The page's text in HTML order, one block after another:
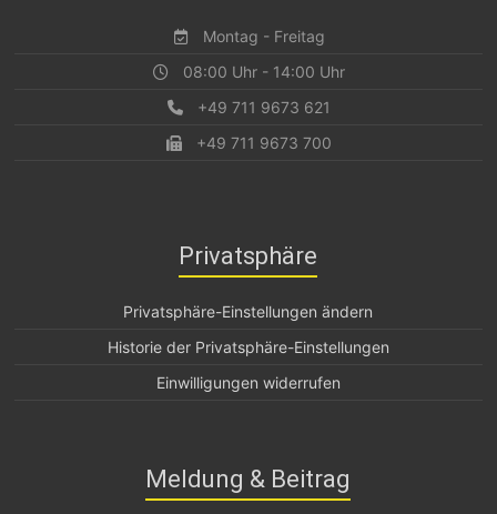
Montag - Freitag
08:00 Uhr - 14:00 Uhr
+49 711 9673 621
+49 711 9673 700
Privatsphäre
Privatsphäre-Einstellungen ändern
Historie der Privatsphäre-Einstellungen
Einwilligungen widerrufen
Meldung & Beitrag